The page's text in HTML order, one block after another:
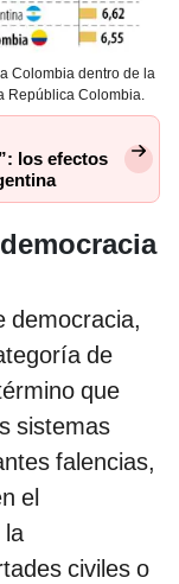
Colombia dentro de la
República Colombia.
los efectos
democracia,
de
que
sistemas
falencias,
el
la
civiles o